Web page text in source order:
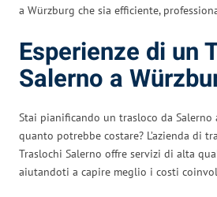
a Würzburg che sia efficiente,
Esperienze di un
Salerno a
Stai pianificando un trasloco da
quanto potrebbe costare? L’azienda di
Traslochi Salerno offre servizi di alta
aiutandoti a capire meglio i costi